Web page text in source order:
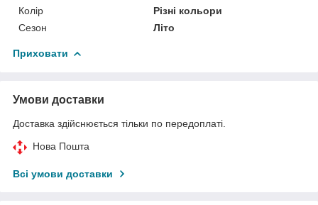
Колір
Різні кольори
Сезон
Літо
Приховати
Умови доставки
Доставка здійснюється тільки по передоплаті.
Нова Пошта
Всі умови доставки